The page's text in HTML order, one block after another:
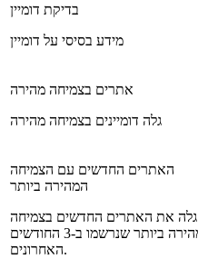
בדיקת דומיין
מידע בסיסי על דומיין
אתרים בצמיחה מהירה
גלה דומיינים בצמיחה מהירה
האתרים החדשים עם הצמיחה
המהירה ביותר
גלה את האתרים החדשים בצמיחה
המהירה ביותר שנרשמו ב-3 החודשים
האחרונים.